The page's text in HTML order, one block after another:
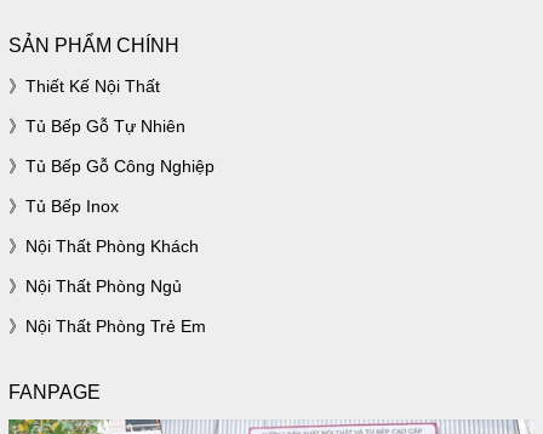
SẢN PHẨM CHÍNH
Thiết Kế Nội Thất
Tủ Bếp Gỗ Tự Nhiên
Tủ Bếp Gỗ Công Nghiệp
Tủ Bếp Inox
Nội Thất Phòng Khách
Nội Thất Phòng Ngủ
Nội Thất Phòng Trẻ Em
FANPAGE